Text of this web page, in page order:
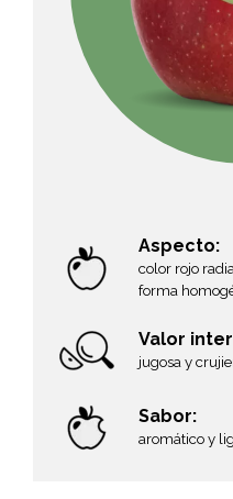
Aspecto:
color rojo
forma
Valor
jugosa y
Sabor:
aromático y